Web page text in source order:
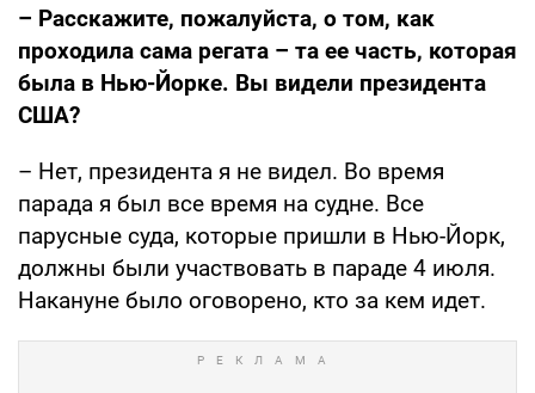
– Расскажите, пожалуйста, о том, как
проходила сама регата – та ее часть, которая
была в Нью-Йорке. Вы видели президента
США?
– Нет, президента я не видел. Во время
парада я был все время на судне. Все
парусные суда, которые пришли в Нью-Йорк,
должны были участвовать в параде 4 июля.
Накануне было оговорено, кто за кем идет.